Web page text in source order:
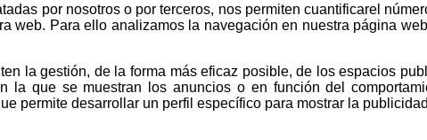
por nosotros o por terceros, nos permiten cuantificarel
web. Para ello analizamos la navegación en nuestra página
la gestión, de la forma más eficaz posible, de los espacios
la que se muestran los anuncios o en función del
permite desarrollar un perfil específico para mostrar la